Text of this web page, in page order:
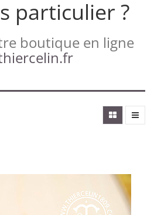
particulier ?
boutique en ligne